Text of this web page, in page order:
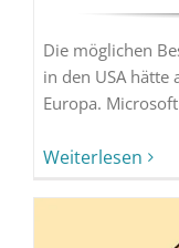
Die möglichen
in den USA hätte
Europa.
Weiterlesen